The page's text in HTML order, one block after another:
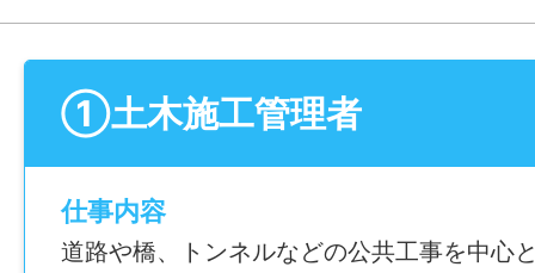
①土木施工管理者
仕事内容
道路や橋、トンネルなどの公共工事を中心